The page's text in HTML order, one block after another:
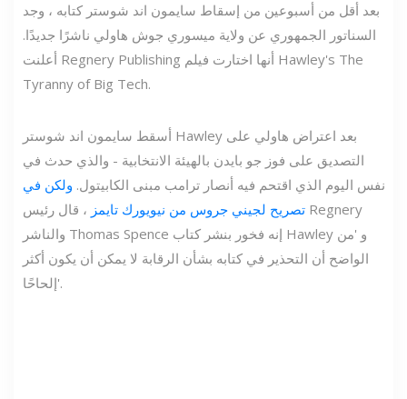
بعد أقل من أسبوعين من إسقاط سايمون اند شوستر كتابه ، وجد
السناتور الجمهوري عن ولاية ميسوري جوش هاولي ناشرًا جديدًا.
أعلنت Regnery Publishing أنها اختارت فيلم Hawley's The
Tyranny of Big Tech.
أسقط سايمون اند شوستر Hawley بعد اعتراض هاولي على
التصديق على فوز جو بايدن بالهيئة الانتخابية - والذي حدث في
نفس اليوم الذي اقتحم فيه أنصار ترامب مبنى الكابيتول. ولكن في
تصريح لجيني جروس من نيويورك تايمز ، قال رئيس Regnery
والناشر Thomas Spence إنه فخور بنشر كتاب Hawley و 'من
الواضح أن التحذير في كتابه بشأن الرقابة لا يمكن أن يكون أكثر
إلحاحًا'.